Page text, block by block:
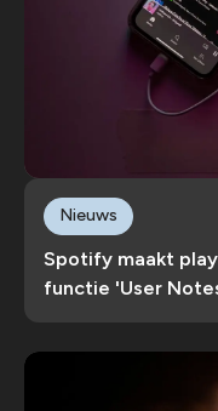
Spotify maakt
functie 'User
Nieuws